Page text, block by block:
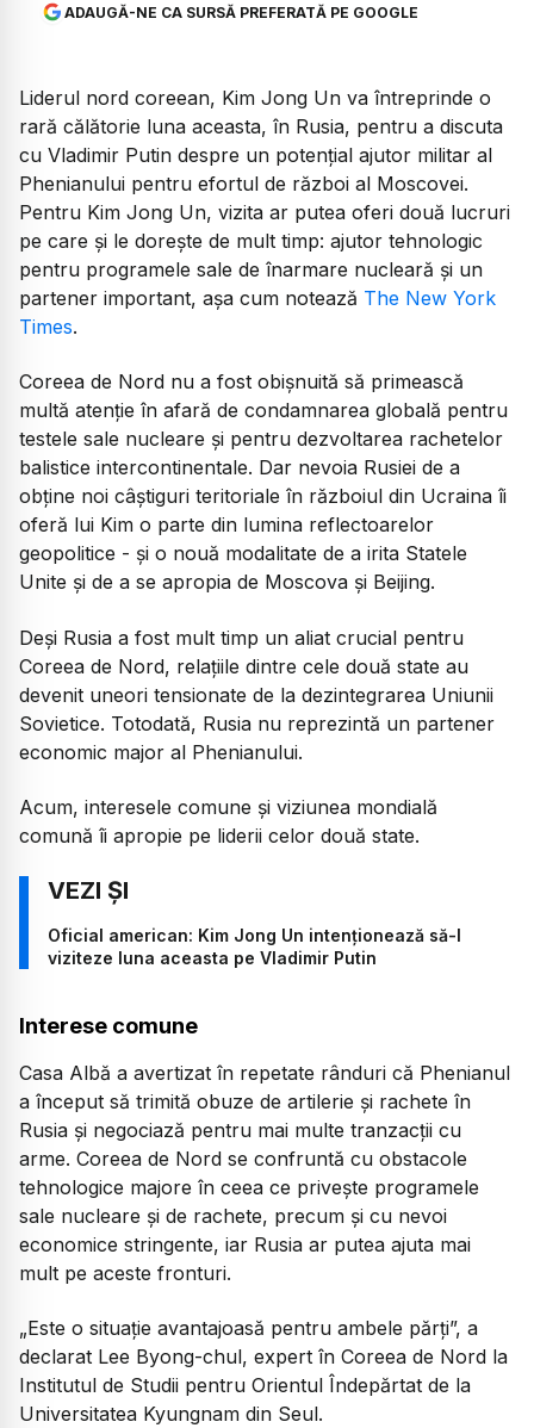
ADAUGĂ-NE CA SURSĂ PREFERATĂ PE GOOGLE
Liderul nord coreean, Kim Jong Un va întreprinde o
rară călătorie luna aceasta, în Rusia, pentru a discuta
cu Vladimir Putin despre un potențial ajutor militar al
Phenianului pentru efortul de război al Moscovei.
Pentru Kim Jong Un, vizita ar putea oferi două lucruri
pe care și le dorește de mult timp: ajutor tehnologic
pentru programele sale de înarmare nucleară și un
partener important, așa cum notează The New York
Times.
Coreea de Nord nu a fost obișnuită să primească
multă atenție în afară de condamnarea globală pentru
testele sale nucleare și pentru dezvoltarea rachetelor
balistice intercontinentale. Dar nevoia Rusiei de a
obține noi câștiguri teritoriale în războiul din Ucraina îi
oferă lui Kim o parte din lumina reflectoarelor
geopolitice - și o nouă modalitate de a irita Statele
Unite și de a se apropia de Moscova și Beijing.
Deși Rusia a fost mult timp un aliat crucial pentru
Coreea de Nord, relațiile dintre cele două state au
devenit uneori tensionate de la dezintegrarea Uniunii
Sovietice. Totodată, Rusia nu reprezintă un partener
economic major al Phenianului.
Acum, interesele comune și viziunea mondială
comună îi apropie pe liderii celor două state.
Oficial american: Kim Jong Un intenționează să-l
viziteze luna aceasta pe Vladimir Putin
Interese comune
Casa Albă a avertizat în repetate rânduri că Phenianul
a început să trimită obuze de artilerie și rachete în
Rusia și negociază pentru mai multe tranzacții cu
arme. Coreea de Nord se confruntă cu obstacole
tehnologice majore în ceea ce privește programele
sale nucleare și de rachete, precum și cu nevoi
economice stringente, iar Rusia ar putea ajuta mai
mult pe aceste fronturi.
„Este o situație avantajoasă pentru ambele părți”, a
declarat Lee Byong-chul, expert în Coreea de Nord la
Institutul de Studii pentru Orientul Îndepărtat de la
Universitatea Kyungnam din Seul.